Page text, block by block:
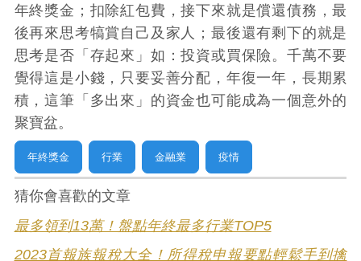
年終獎金；扣除紅包費，接下來就是償還債務，最
後再來思考犒賞自己及家人；最後還有剩下的就是
思考是否「存起來」如：投資或買保險。千萬不要
覺得這是小錢，只要妥善分配，年復一年，長期累
積，這筆「多出來」的資金也可能成為一個意外的
聚寶盆。
年終獎金 行業 金融業 疫情
猜你會喜歡的文章
最多領到13萬！盤點年終最多行業TOP5
2023首報族報稅大全！所得稅申報要點輕鬆手到擒